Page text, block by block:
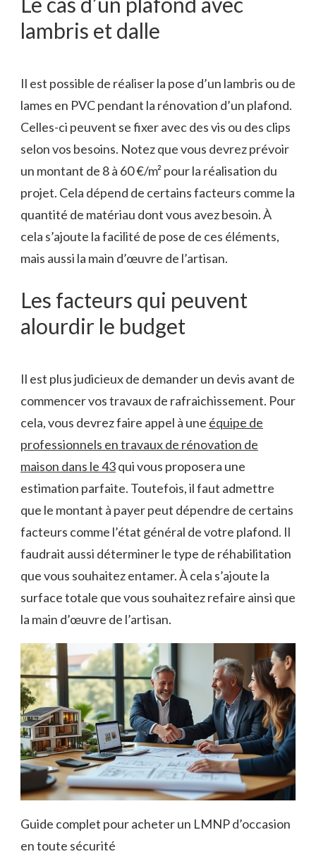
lambris et dalle
Il est possible de réaliser la pose d’un lambris ou de
lames en PVC pendant la rénovation d’un plafond.
Celles-ci peuvent se fixer avec des vis ou des clips
selon vos besoins. Notez que vous devrez prévoir
un montant de 8 à 60 €/m² pour la réalisation du
projet. Cela dépend de certains facteurs comme la
quantité de matériau dont vous avez besoin. À
cela s’ajoute la facilité de pose de ces éléments,
mais aussi la main d’œuvre de l’artisan.
Les facteurs qui peuvent
alourdir le budget
Il est plus judicieux de demander un devis avant de
commencer vos travaux de rafraichissement. Pour
cela, vous devrez faire appel à une équipe de
professionnels en travaux de rénovation de
maison dans le 43qui vous proposera une
estimation parfaite. Toutefois, il faut admettre
que le montant à payer peut dépendre de certains
facteurs comme l’état général de votre plafond. Il
faudrait aussi déterminer le type de réhabilitation
que vous souhaitez entamer. À cela s’ajoute la
surface totale que vous souhaitez refaire ainsi que
la main d’œuvre de l’artisan.
Guide complet pour acheter un LMNP d’occasion
en toute sécurité